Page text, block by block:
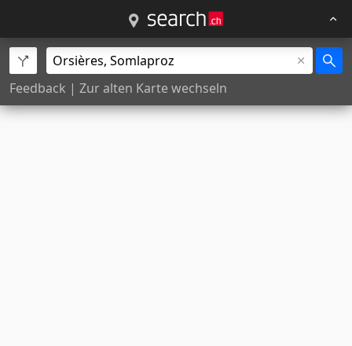
Feedback | Zur alten Karte wechseln